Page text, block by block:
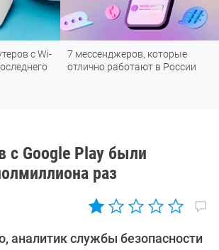
с Wi-
7 мессенджеров, которые
отлично работают в России
с Google Play были
раз
аналитик службы безопасности